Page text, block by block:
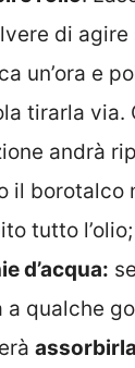
di
un’ora e
tirarla via.
andrà
il borotalco
tutto l’olio;
d’acqua:
a qualche